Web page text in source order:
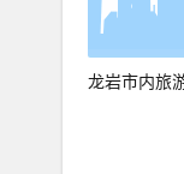
龙岩市内旅